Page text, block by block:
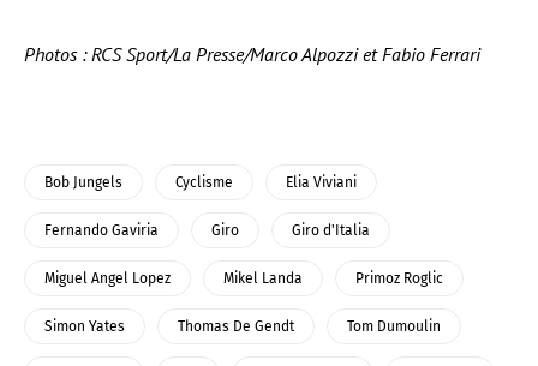
Photos : RCS Sport/La Presse/Marco Alpozzi et Fabio Ferrari
Bob Jungels Cyclisme Elia Viviani
Fernando Gaviria Giro Giro d'Italia
Miguel Angel Lopez Mikel Landa Primoz Roglic
Simon Yates Thomas De Gendt Tom Dumoulin